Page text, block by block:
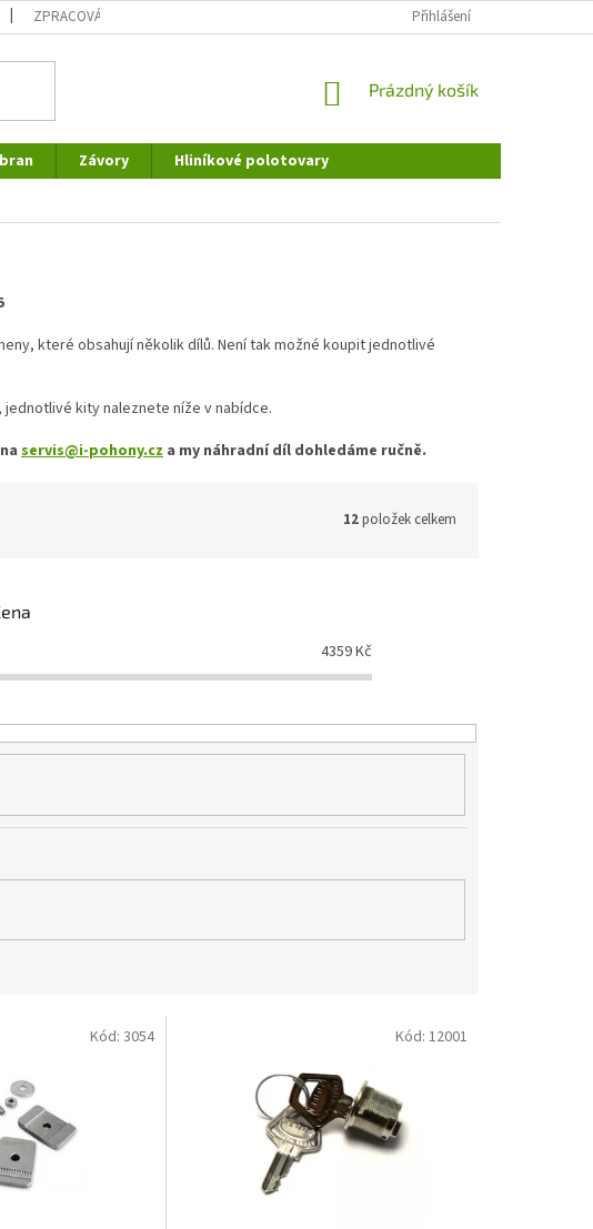
ZPRACOVÁNÍ OSOBNÍCH ÚDAJŮ REKLAMAČNÍ ŘÁD
Přihlášení
NÁKUPNÍ
Prázdný košík
Závory
Hliníkové polotovary
které obsahují několik dílů. Není tak možné koupit jednotlivé
kity naleznete níže v nabídce.
servis@i-pohony.cz a my náhradní díl dohledáme ručně.
12položek celkem
4359Kč
Kód: 3054 Kód: 12001